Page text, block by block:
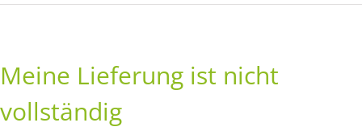
Meine Lieferung ist nicht
vollständig